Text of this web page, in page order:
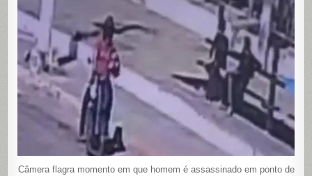
Câmera flagra momento em que homem é assassinado em ponto de